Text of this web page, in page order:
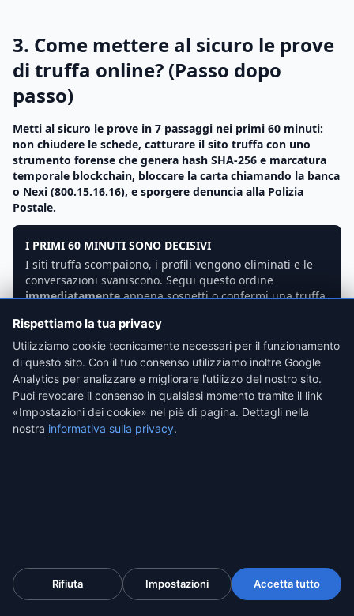
3. Come mettere al sicuro le prove
di truffa online? (Passo dopo
passo)
Metti al sicuro le prove in 7 passaggi nei primi 60 minuti:
non chiudere le schede, catturare il sito truffa con uno
strumento forense che genera hash SHA-256 e marcatura
temporale blockchain, bloccare la carta chiamando la banca
o Nexi (800.15.16.16), e sporgere denuncia alla Polizia
Postale.
I PRIMI 60 MINUTI SONO DECISIVI
I siti truffa scompaiono, i profili vengono eliminati e le
conversazioni svaniscono. Segui questo ordine
immediatamenteappena sospetti o confermi una truffa.
probabilità di rimborso.
1 Stop — NON chiudere né eliminare nulla
Non chiudere nessuna scheda del browser. Non
eliminare nessun messaggio. Non confrontare il
truffatore. Non segnalare ancora il profilo. Ogni scheda
URL della pagina
con timestamp esatto
•Intestazioni HTTP e certificato TLS(identificano il
Rispettiamo la tua privacy
Utilizziamo cookie tecnicamente necessari per il funzionamento
di questo sito. Con il tuo consenso utilizziamo inoltre Google
Analytics per analizzare e migliorare l’utilizzo del nostro sito.
Puoi revocare il consenso in qualsiasi momento tramite il link
«Impostazioni dei cookie» nel piè di pagina. Dettagli nella
nostra informativa sulla privacy.
Rifiuta Impostazioni Accetta tutto